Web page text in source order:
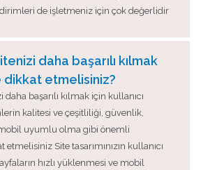
de işletmeniz için çok değerlidir
daha başarılı kılmak
dikkat etmelisiniz?
başarılı kılmak için kullanıcı
kalitesi ve çeşitliliği, güvenlik,
uyumlu olma gibi önemli
Site tasarımınızın kullanıcı
hızlı yüklenmesi ve mobil